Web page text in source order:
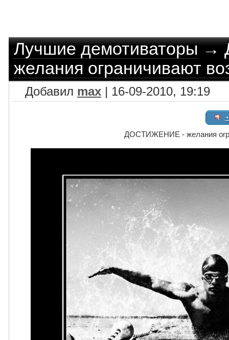
Лучшие демотиваторы→
желания ограничивают
Добавил max | 16-09-2010, 19:19
ДОСТИЖЕНИЕ - желания